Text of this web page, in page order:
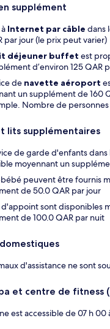
supplément
Internet par câble dans
par jour (le prix peut varier)
déjeuner buffet est
d’environ 125 QAR
de navette aéroport
un supplément de 160
Nombre de
lits supplémentaires
de garde d'enfants dans
moyennant un
bébé peuvent être fournis
de 50.0 QAR par jour
d'appoint sont disponibles
de 100.0 QAR par nuit
d'assistance ne sont
et centre de fitness
est accessible de 07 h 00